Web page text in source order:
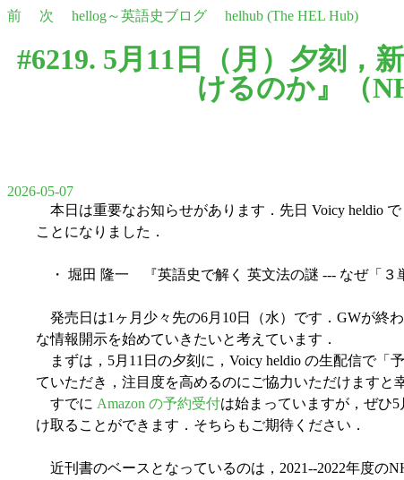
前 次 hellog～英語史ブログ helhub (The HEL Hub)
#6219. 5月11日（月）夕刻，
けるのか』（
2026-05-07
本日は重要なお知らせがあります．先日 Voicy heldio で
ことになりました．
・ 堀田 隆一 『英語史で解く 英文法の謎 --- なぜ「３
発売日は1ヶ月少々先の6月10日（水）です．GWが終
な情報開示を始めていきたいと考えています．
まずは，5月11日の夕刻に，Voicy heldio の生配信で「
ていただき，注目度を高めるのにご協力いただけますと
すでに Amazon の予約受付は始まっていますが，ぜひ
け取ることができます．そちらもご期待ください．
近刊書のベースとなっているのは，2021--2022年度の